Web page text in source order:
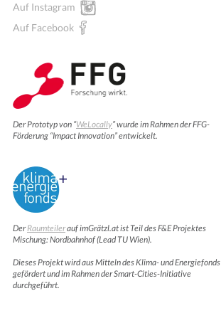
Auf Instagram
Auf Facebook
Der Prototyp von “WeLocally” wurde im Rahmen der FFG-
Förderung “Impact Innovation” entwickelt.
DerRaumteilerauf imGrätzl.at ist Teil des F&E Projektes
Mischung: Nordbahnhof (Lead TU Wien).
Dieses Projekt wird aus Mitteln des Klima- und Energiefonds
gefördert und im Rahmen der Smart-Cities-Initiative
durchgeführt.